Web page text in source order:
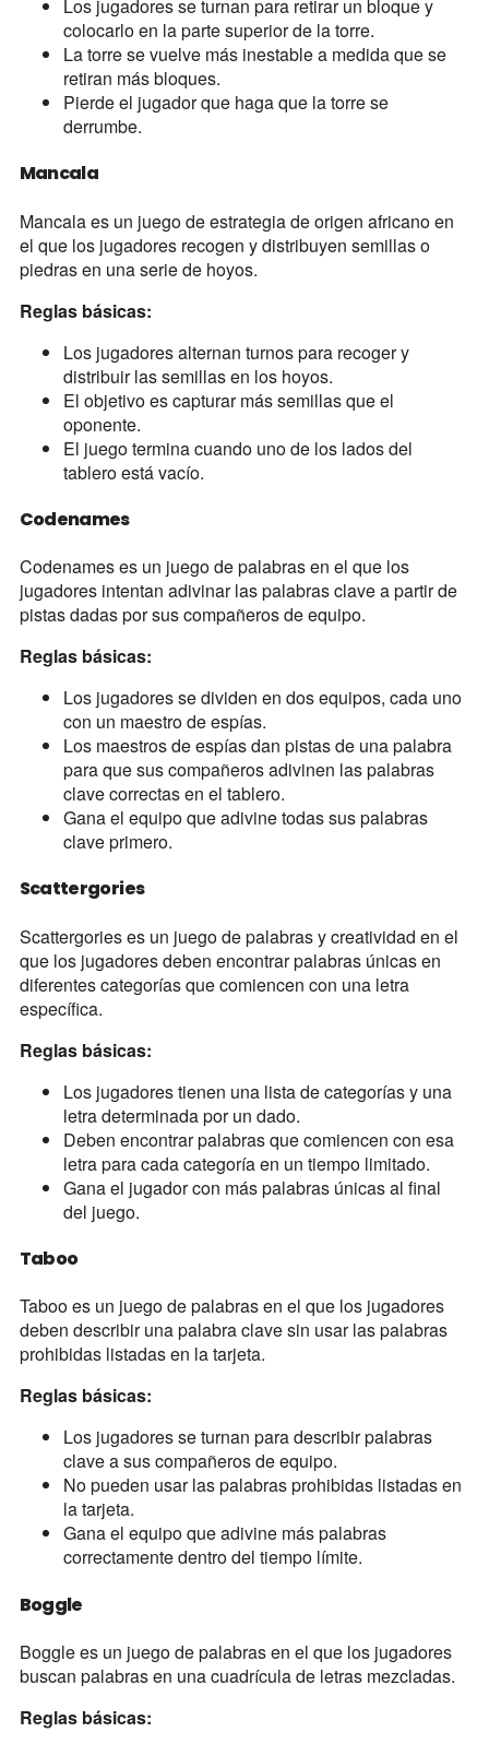
Los jugadores se turnan para retirar un bloque y
colocarlo en la parte superior de la torre.
La torre se vuelve más inestable a medida que se
retiran más bloques.
Pierde el jugador que haga que la torre se
derrumbe.
Mancala
Mancala es un juego de estrategia de origen africano en
el que los jugadores recogen y distribuyen semillas o
piedras en una serie de hoyos.
Reglas básicas:
Los jugadores alternan turnos para recoger y
distribuir las semillas en los hoyos.
El objetivo es capturar más semillas que el
oponente.
El juego termina cuando uno de los lados del
tablero está vacío.
Codenames
Codenames es un juego de palabras en el que los
jugadores intentan adivinar las palabras clave a partir de
pistas dadas por sus compañeros de equipo.
Reglas básicas:
Los jugadores se dividen en dos equipos, cada uno
con un maestro de espías.
Los maestros de espías dan pistas de una palabra
para que sus compañeros adivinen las palabras
clave correctas en el tablero.
Gana el equipo que adivine todas sus palabras
clave primero.
Scattergories
Scattergories es un juego de palabras y creatividad en el
que los jugadores deben encontrar palabras únicas en
diferentes categorías que comiencen con una letra
específica.
Reglas básicas:
Los jugadores tienen una lista de categorías y una
letra determinada por un dado.
Deben encontrar palabras que comiencen con esa
letra para cada categoría en un tiempo limitado.
Gana el jugador con más palabras únicas al final
del juego.
Taboo
Taboo es un juego de palabras en el que los jugadores
deben describir una palabra clave sin usar las palabras
prohibidas listadas en la tarjeta.
Reglas básicas:
Los jugadores se turnan para describir palabras
clave a sus compañeros de equipo.
No pueden usar las palabras prohibidas listadas en
la tarjeta.
Gana el equipo que adivine más palabras
correctamente dentro del tiempo límite.
Boggle
Boggle es un juego de palabras en el que los jugadores
buscan palabras en una cuadrícula de letras mezcladas.
Reglas básicas: